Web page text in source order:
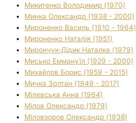
Микитенко Володимир (1970)
Минка Олександр (1938 - 2000)
Мироненко Василь (1910 - 1964)
Мироненко Наталія (1951)
Мирончук-Дідик Наталка (1979)
Мисько Еммануїл (1929 - 2000)
Михайлов Борис (1959 - 2015)
Мичка Золтан (1949 - 2017)
Мілевська Анна (1964)
Мілов Олександр (1979)
Міловзоров Олександр (1938)